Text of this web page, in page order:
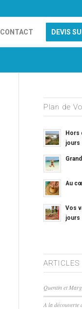
CONTACT DEVIS
Plan de
Hors
jours
Au
Vos
jours
ARTICLES
Quentin et
A la découverte